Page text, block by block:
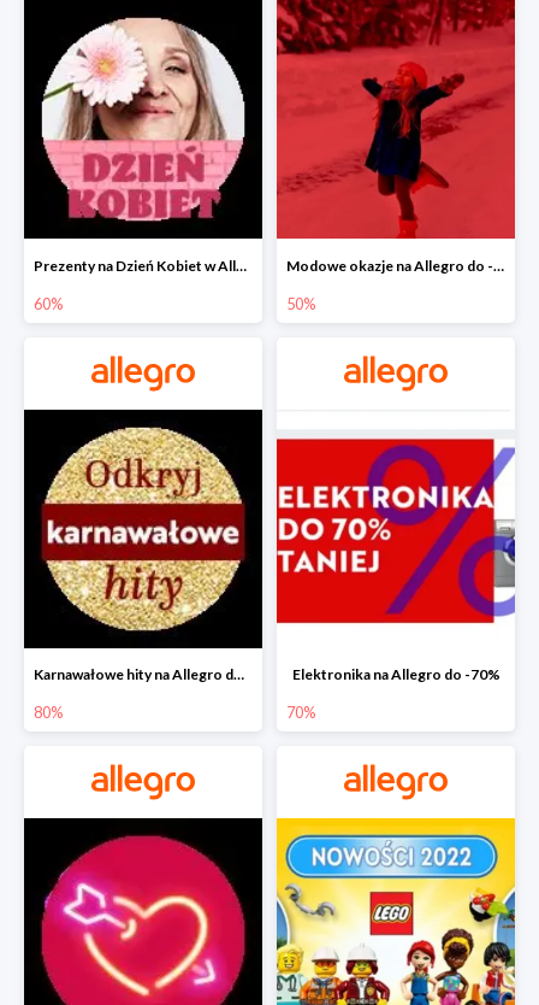
Prezenty na Dzień Kobiet w Allegro do -60%
60%
Modowe okazje na Allegro do -50%
50%
Karnawałowe hity na Allegro do -80%
80%
Elektronika na Allegro do -70%
70%